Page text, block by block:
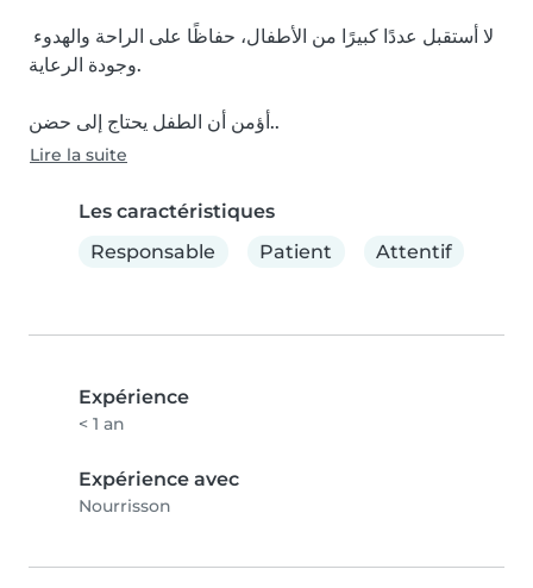
وجودة الرعاية.
أؤمن أن الطفل يحتاج إلى حضن..
Lire la suite
Les caractéristiques
Responsable
Patient Attentif
Expérience
< 1 an
Expérience avec
Nourrisson